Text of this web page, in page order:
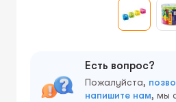
Есть вопрос?
Пожалуйста,
напишите нам, мы